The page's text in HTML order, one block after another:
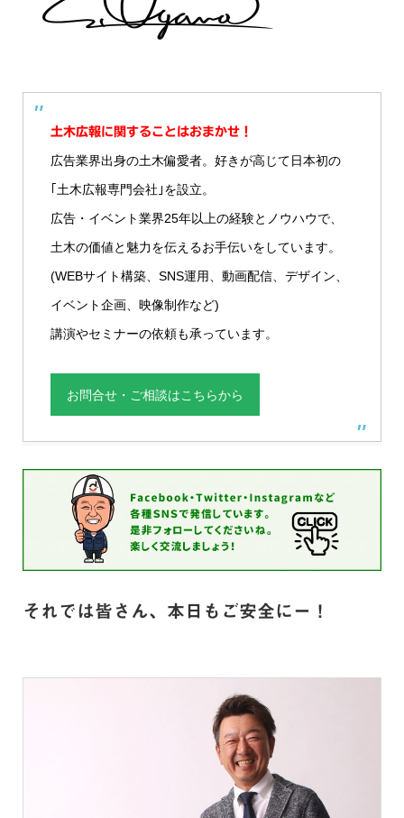
土木広報に関することはおまかせ！
広告業界出身の土木偏愛者。好きが高じて日本初の
｢土木広報専門会社｣を設立。
広告・イベント業界25年以上の経験とノウハウで、
土木の価値と魅力を伝えるお手伝いをしています。
(WEBサイト構築、SNS運用、動画配信、デザイン、
イベント企画、映像制作など)
講演やセミナーの依頼も承っています。
お問合せ・ご相談はこちらから
それでは皆さん、本日もご安全にー！